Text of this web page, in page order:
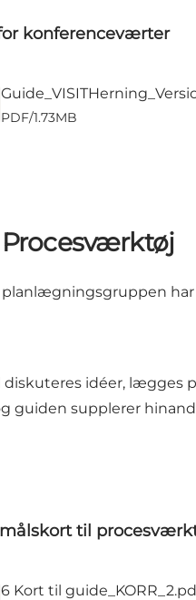
konferenceværter
PDF/1.73MB
Procesværktøj
idéer,
supplerer
til
6 Kort til